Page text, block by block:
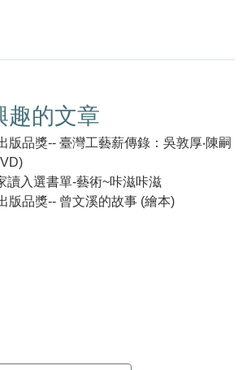
趣的文章
版品獎-- 臺灣工藝薪傳錄：吳敦厚‧陳嗣
讀入選書單-藝術~咔滋咔滋
版品獎-- 曾文溪的故事 (繪本)